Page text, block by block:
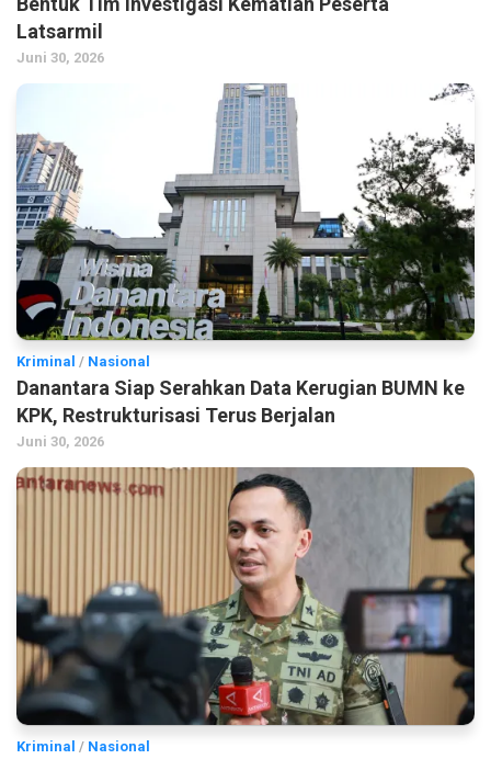
Latsarmil
Juni 30, 2026
Kriminal / Nasional
Danantara Siap Serahkan Data Kerugian BUMN ke
KPK, Restrukturisasi Terus Berjalan
Juni 30, 2026
Kriminal / Nasional